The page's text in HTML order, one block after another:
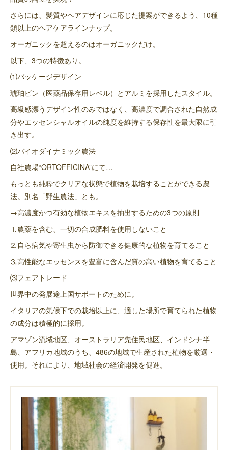
さらには、髪質やヘアデザインに応じた提案ができるよう、10種
類以上のヘアケアラインナップ。
オーガニックを超えるのはオーガニックだけ。
以下、3つの特徴あり。
⑴パッケージデザイン
琥珀ビン（医薬品保存用レベル）とアルミを採用したスタイル。
高級感漂うデザイン性のみではなく、高濃度で調合された自然成
分やエッセンシャルオイルの純度を維持する保存性を最大限に引
き出す。
⑵バイオダイナミック農法
自社農場“ORTOFFICINA”にて…
もっとも純粋でクリアな状態で植物を栽培することができる農
法。別名「野生農法」とも。
→高濃度かつ有効な植物エキスを抽出するための3つの原則
⒈農薬を含む、一切の合成肥料を使用しないこと
⒉自ら病気や寄生虫から防御できる健康的な植物を育てること
⒊高性能なエッセンスを豊富に含んだ質の高い植物を育てること
⑶フェアトレード
世界中の発展途上国サポートのために。
イタリアの気候下での栽培以上に、適した場所で育てられた植物
の成分は積極的に採用。
アマゾン流域地区、オーストラリア先住民地区、インドシナ半
島、アフリカ地域のうち、486の地域で生産された植物を厳選・
使用。それにより、地域社会の経済開発を促進。